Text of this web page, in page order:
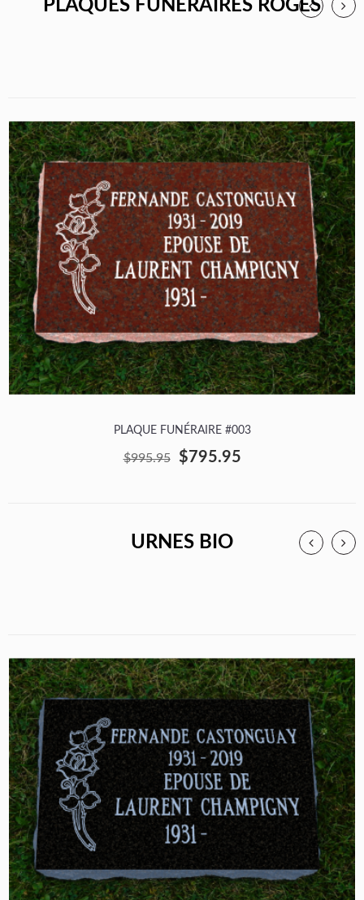
PLAQUES FUNÉRAIRES ROGES
PLAQUE FUNÉRAIRE #003
$995.95 $795.95
URNES BIO